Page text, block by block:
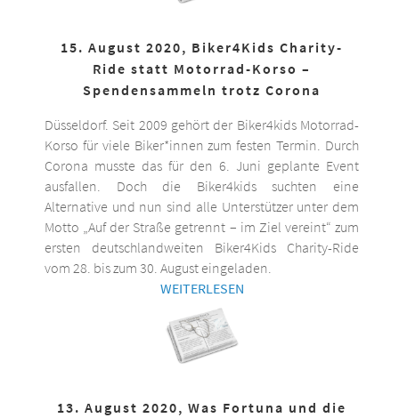
15. August 2020, Biker4Kids Charity-
Ride statt Motorrad-Korso –
Spendensammeln trotz Corona
Düsseldorf. Seit 2009 gehört der Biker4kids Motorrad-
Korso für viele Biker*innen zum festen Termin. Durch
Corona musste das für den 6. Juni geplante Event
ausfallen. Doch die Biker4kids suchten eine
Alternative und nun sind alle Unterstützer unter dem
Motto „Auf der Straße getrennt – im Ziel vereint“ zum
ersten deutschlandweiten Biker4Kids Charity-Ride
vom 28. bis zum 30. August eingeladen.
WEITERLESEN
13. August 2020, Was Fortuna und die